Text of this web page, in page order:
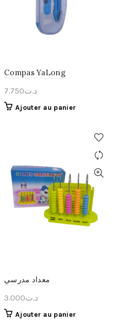
Compas YaLong
د.ت7.750
Ajouter au panier
معداد مدرسي
د.ت3.000
Ajouter au panier